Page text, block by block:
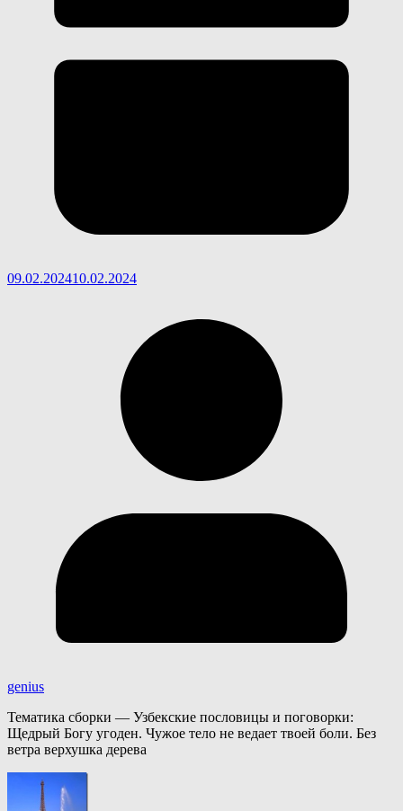
09.02.202410.02.2024
genius
Тематика сборки — Узбекские пословицы и поговорки:
Щедрый Богу угоден. Чужое тело не ведает твоей боли. Без
ветра верхушка дерева